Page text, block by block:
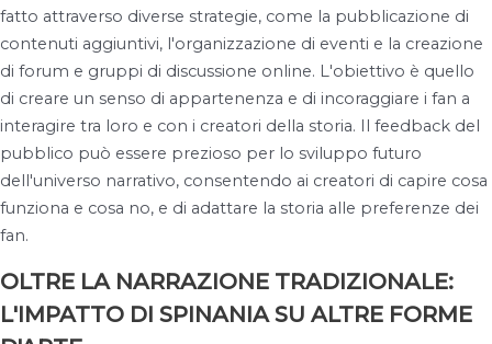
fatto attraverso diverse strategie, come la pubblicazione di
contenuti aggiuntivi, l'organizzazione di eventi e la creazione
di forum e gruppi di discussione online. L'obiettivo è quello
di creare un senso di appartenenza e di incoraggiare i fan a
interagire tra loro e con i creatori della storia. Il feedback del
pubblico può essere prezioso per lo sviluppo futuro
dell'universo narrativo, consentendo ai creatori di capire cosa
funziona e cosa no, e di adattare la storia alle preferenze dei
fan.
OLTRE LA NARRAZIONE TRADIZIONALE:
L'IMPATTO DI SPINANIA SU ALTRE FORME